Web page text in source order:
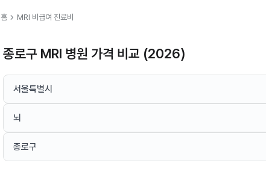
홈 chevron_right MRI 비급여 진료비
종로구 MRI 병원 가격 비교 (2026)
서울특별시
뇌
종로구